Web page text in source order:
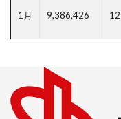
1月 9,386,426